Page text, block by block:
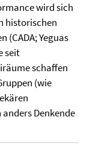
wird sich
historischen
Yeguas
seit
schaffen
(wie
Denkende